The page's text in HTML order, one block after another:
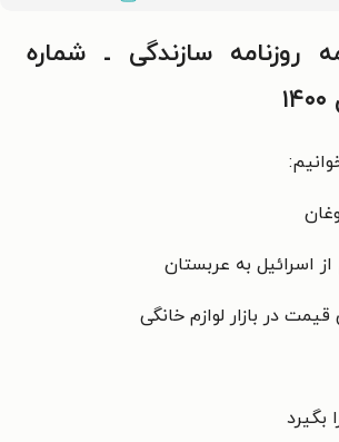
روزنامه سازندگی ـ شماره
اسرائیل به عربستان
در بازار لوازم خانگی
بگیرد